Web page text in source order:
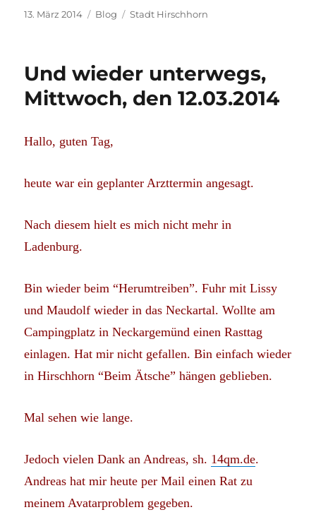
Veröffentlicht
13. März 2014 Kategorien
Blog Schlagwörter
Stadt Hirschhorn
Und wieder unterwegs,
Mittwoch, den 12.03.2014
Hallo, guten Tag,
heute war ein geplanter Arzttermin angesagt.
Nach diesem hielt es mich nicht mehr in
Ladenburg.
Bin wieder beim “Herumtreiben”. Fuhr mit Lissy
und Maudolf wieder in das Neckartal. Wollte am
Campingplatz in Neckargemünd einen Rasttag
einlagen. Hat mir nicht gefallen. Bin einfach wieder
in Hirschhorn “Beim Ätsche” hängen geblieben.
Mal sehen wie lange.
Jedoch vielen Dank an Andreas, sh. 14qm.de.
Andreas hat mir heute per Mail einen Rat zu
meinem Avatarproblem gegeben.